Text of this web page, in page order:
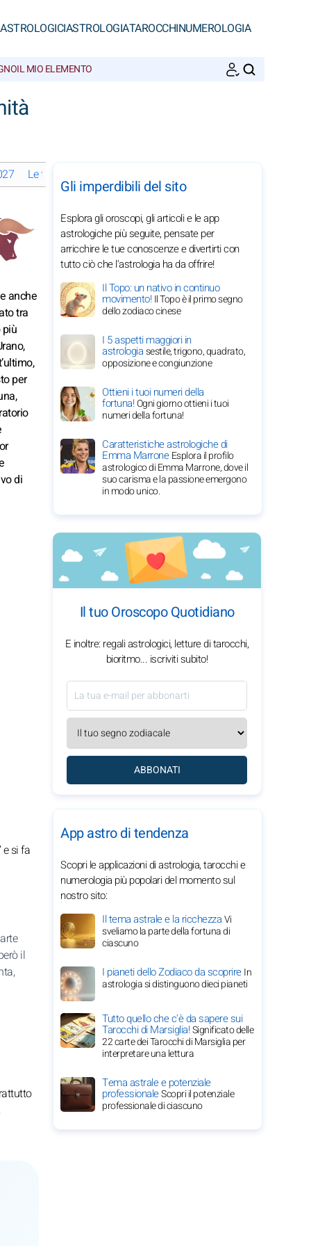
ASTROLOGIATAROCCHINUMEROLOGIA
IL MIO ELEMENTO
Le fasi lunari a febbraio 2027
anche
tra
per
di
si fa
il
Gli imperdibili del sito
Esplora gli oroscopi, gli articoli e le app
astrologiche più seguite, pensate per
arricchire le tue conoscenze e divertirti con
tutto ciò che l'astrologia ha da offrire!
Il Topo: un nativo in continuo
movimento!Il Topo è il primo segno
dello zodiaco cinese
I 5 aspetti maggiori in
astrologiasestile, trigono, quadrato,
opposizione e congiunzione
Ottieni i tuoi numeri della
fortuna!Ogni giorno ottieni i tuoi
numeri della fortuna!
Caratteristiche astrologiche di
Emma MarroneEsplora il profilo
astrologico di Emma Marrone, dove il
suo carisma e la passione emergono
in modo unico.
Il tuo Oroscopo Quotidiano
E inoltre: regali astrologici, letture di tarocchi,
bioritmo... iscriviti subito!
ABBONATI
App astro di tendenza
Scopri le applicazioni di astrologia, tarocchi e
numerologia più popolari del momento sul
nostro sito:
Il tema astrale e la ricchezzaVi
sveliamo la parte della fortuna di
ciascuno
I pianeti dello Zodiaco da scoprireIn
astrologia si distinguono dieci pianeti
Tutto quello che c'è da sapere sui
Tarocchi di Marsiglia!Significato delle
22 carte dei Tarocchi di Marsiglia per
interpretare una lettura
Tema astrale e potenziale
professionaleScopri il potenziale
professionale di ciascuno